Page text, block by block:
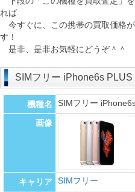
れば
今すぐに、この携帯の買取価格が
す！
是非、是非お気軽にどうぞ＾＾
SIMフリー iPhone6s
機種名 SIMフリー
画像
キャリア SIMフリー